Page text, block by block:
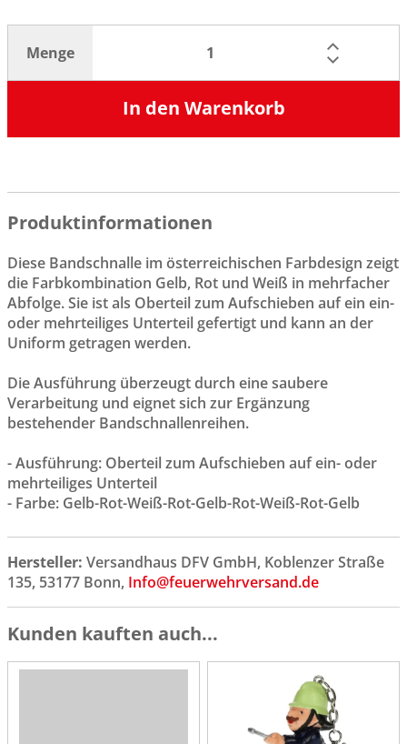
Menge
In den Warenkorb
Produktinformationen
Diese Bandschnalle im österreichischen Farbdesign zeigt
die Farbkombination Gelb, Rot und Weiß in mehrfacher
Abfolge. Sie ist als Oberteil zum Aufschieben auf ein ein-
oder mehrteiliges Unterteil gefertigt und kann an der
Uniform getragen werden.
Die Ausführung überzeugt durch eine saubere
Verarbeitung und eignet sich zur Ergänzung
bestehender Bandschnallenreihen.
- Ausführung: Oberteil zum Aufschieben auf ein- oder
mehrteiliges Unterteil
- Farbe: Gelb-Rot-Weiß-Rot-Gelb-Rot-Weiß-Rot-Gelb
Hersteller: Versandhaus DFV GmbH, Koblenzer Straße
135, 53177 Bonn, Info@feuerwehrversand.de
Kunden kauften auch...